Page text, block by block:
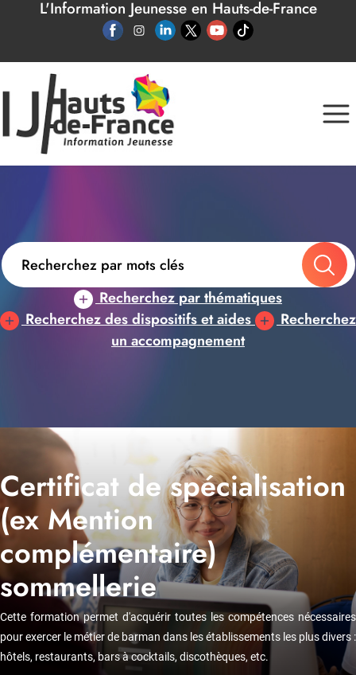
Panneau de gestion des cookies
L'Information Jeunesse en Hauts-de-France
Recherchez par thématiques
Recherchez des dispositifs et aides
Recherchez
un accompagnement
Certificat de spécialisation
(ex Mention
complémentaire)
sommellerie
Cette formation permet d'acquérir toutes les compétences nécessaires
pour exercer le métier de barman dans les établissements les plus divers :
hôtels, restaurants, bars à cocktails, discothèques, etc.